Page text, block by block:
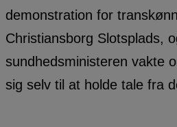
demonstration for
Christiansborg Slotsplads,
sundhedsministeren vakte
sig selv til at holde tale fra